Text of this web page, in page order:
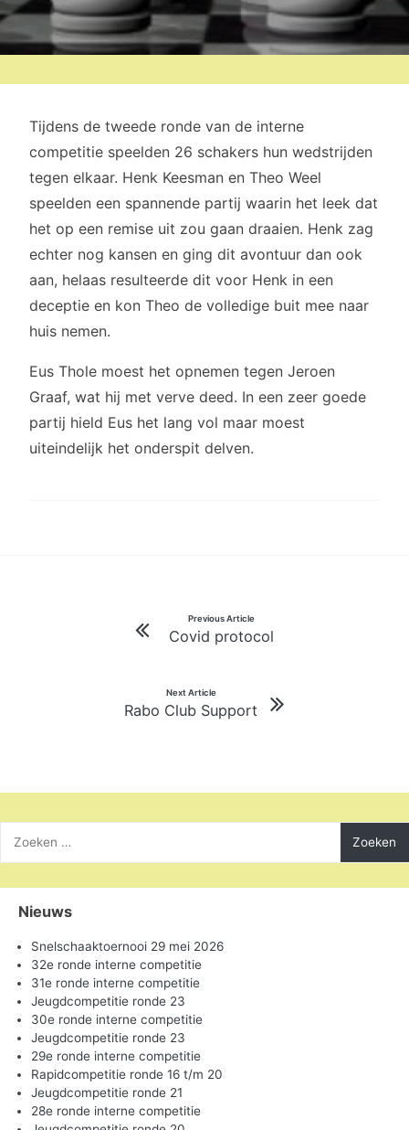
Tijdens de tweede ronde van de interne
competitie speelden 26 schakers hun wedstrijden
tegen elkaar. Henk Keesman en Theo Weel
speelden een spannende partij waarin het leek dat
het op een remise uit zou gaan draaien. Henk zag
echter nog kansen en ging dit avontuur dan ook
aan, helaas resulteerde dit voor Henk in een
deceptie en kon Theo de volledige buit mee naar
huis nemen.
Eus Thole moest het opnemen tegen Jeroen
Graaf, wat hij met verve deed. In een zeer goede
partij hield Eus het lang vol maar moest
uiteindelijk het onderspit delven.
Previous Article
Covid protocol
Next Article
Rabo Club Support
naar:
Nieuws
Snelschaaktoernooi 29 mei 2026
32e ronde interne competitie
31e ronde interne competitie
Jeugdcompetitie ronde 23
30e ronde interne competitie
Jeugdcompetitie ronde 23
29e ronde interne competitie
Rapidcompetitie ronde 16 t/m 20
Jeugdcompetitie ronde 21
28e ronde interne competitie